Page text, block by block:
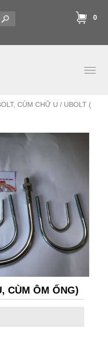
0
CÙM CHỮ U / UBOLT (
CÙM ÔM ỐNG)